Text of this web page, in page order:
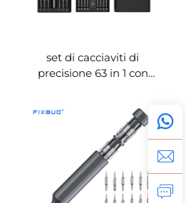
set di cacciaviti di
precisione 63 in 1 con